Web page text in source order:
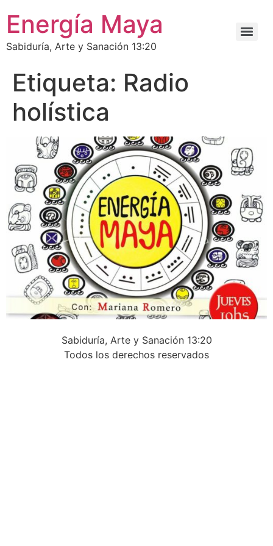
Energía Maya
Sabiduría, Arte y Sanación 13:20
Etiqueta: Radio
holística
Sabiduría, Arte y Sanación 13:20
Todos los derechos reservados